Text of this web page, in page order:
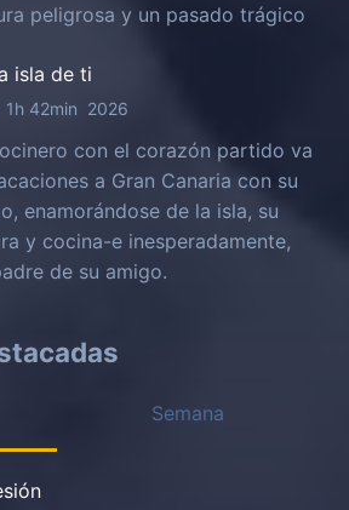
peligrosa y un pasado trágico
isla de ti
1h 42min 2026
con el corazón partido va
a Gran Canaria con su
enamorándose de la isla, su
y cocina-e inesperadamente,
de su amigo.
Semana